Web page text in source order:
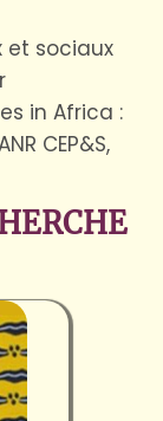
et sociaux
in Africa :
CEP&S,